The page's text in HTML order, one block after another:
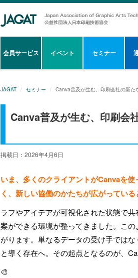
会員サービス イベント セミナー
JAGAT セミナー Canva普及が生む、印刷会社の新た
Canva普及が生む、印刷会
掲載日：2026年4月6日
いま、多くのクライアントがCanvaを
く、新しい協働のかたちが広がっている
ラフやアイデアが可視化された状態で
案ができる環境が整ってきました。こ
がります。単なるデータの受け手では
と導く存在へ。その起点となるのが、
🎨